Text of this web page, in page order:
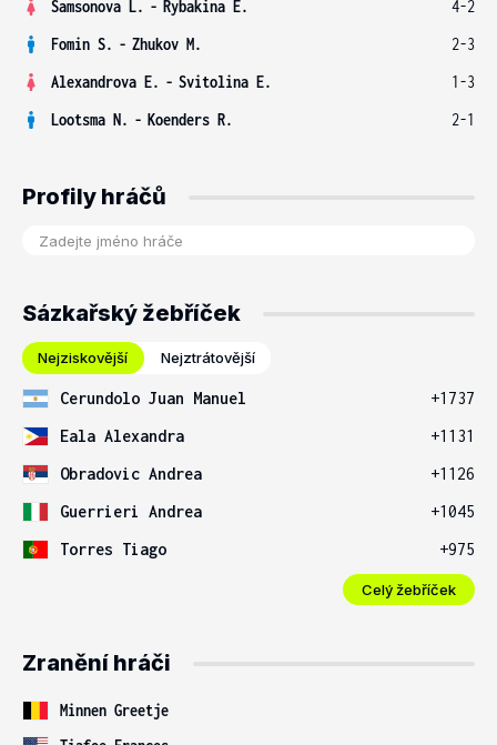
Samsonova L. - Rybakina E.
4-2
Fomin S. - Zhukov M.
2-3
Alexandrova E. - Svitolina E.
1-3
Lootsma N. - Koenders R. 2-1
Profily hráčů
Sázkařský žebříček
Nejziskovější Nejztrátovější
Cerundolo Juan Manuel
+1737
Eala Alexandra
+1131
Obradovic Andrea
+1126
Guerrieri Andrea
+1045
Torres Tiago
+975
Celý žebříček
Zranění hráči
Minnen Greetje